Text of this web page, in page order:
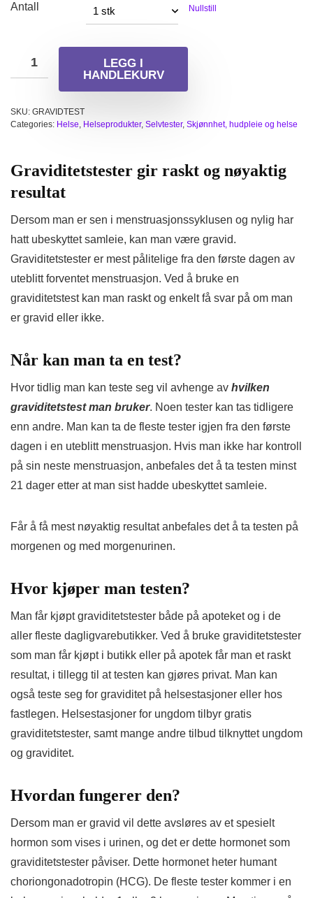
Antall Nullstill
LEGG I
HANDLEKURV
SKU: GRAVIDTEST
Categories: Helse, Helseprodukter, Selvtester, Skjønnhet, hudpleie og helse
Graviditetstester gir raskt og nøyaktig
resultat
Dersom man er sen i menstruasjonssyklusen og nylig har
hatt ubeskyttet samleie, kan man være gravid.
Graviditetstester er mest pålitelige fra den første dagen av
uteblitt forventet menstruasjon. Ved å bruke en
graviditetstest kan man raskt og enkelt få svar på om man
er gravid eller ikke.
Når kan man ta en test?
Hvor tidlig man kan teste seg vil avhenge av hvilken
graviditetstest man bruker. Noen tester kan tas tidligere
enn andre. Man kan ta de fleste tester igjen fra den første
dagen i en uteblitt menstruasjon. Hvis man ikke har kontroll
på sin neste menstruasjon, anbefales det å ta testen minst
21 dager etter at man sist hadde ubeskyttet samleie.
Får å få mest nøyaktig resultat anbefales det å ta testen på
morgenen og med morgenurinen.
Hvor kjøper man testen?
Man får kjøpt graviditetstester både på apoteket og i de
aller fleste dagligvarebutikker. Ved å bruke graviditetstester
som man får kjøpt i butikk eller på apotek får man et raskt
resultat, i tillegg til at testen kan gjøres privat. Man kan
også teste seg for graviditet på helsestasjoner eller hos
fastlegen. Helsestasjoner for ungdom tilbyr gratis
graviditetstester, samt mange andre tilbud tilknyttet ungdom
og graviditet.
Hvordan fungerer den?
Dersom man er gravid vil dette avsløres av et spesielt
hormon som vises i urinen, og det er dette hormonet som
graviditetstester påviser. Dette hormonet heter humant
choriongonadotropin (HCG). De fleste tester kommer i en